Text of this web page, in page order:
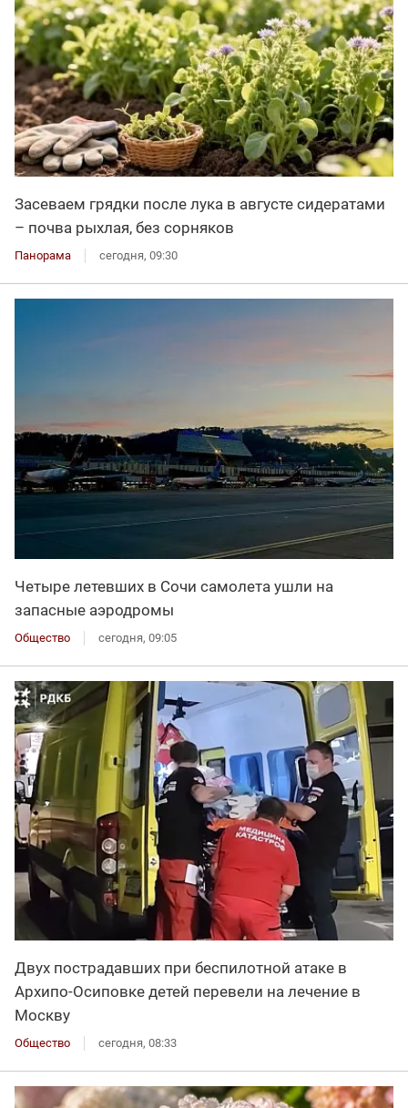
Засеваем грядки после лука в августе сидератами
– почва рыхлая, без сорняков
Панорама сегодня, 09:30
Четыре летевших в Сочи самолета ушли на
запасные аэродромы
Общество сегодня, 09:05
Двух пострадавших при беспилотной атаке в
Архипо-Осиповке детей перевели на лечение в
Москву
Общество сегодня, 08:33